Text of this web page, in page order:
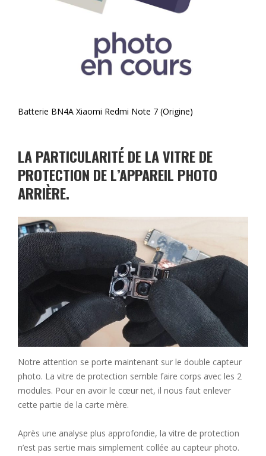
Batterie BN4A Xiaomi Redmi Note 7 (Origine)
LA PARTICULARITÉ DE LA VITRE DE
PROTECTION DE L’APPAREIL PHOTO
ARRIÈRE.
Notre attention se porte maintenant sur le double capteur
photo. La vitre de protection semble faire corps avec les 2
modules. Pour en avoir le cœur net, il nous faut enlever
cette partie de la carte mère.
Après une analyse plus approfondie, la vitre de protection
n’est pas sertie mais simplement collée au capteur photo.